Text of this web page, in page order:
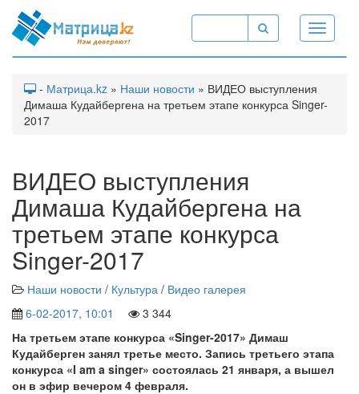
Toggle
- Матрица.kz » Наши новости » ВИДЕО выступления
Димаша Кудайбергена на третьем этапе конкурса Singer-
2017
ВИДЕО выступления
Димаша Кудайбергена на
третьем этапе конкурса
Singer-2017
Наши новости / Культура / Видео галерея
6-02-2017, 10:01
3 344
На третьем этапе конкурса «Singer-2017» Димаш
Кудайберген занял третье место. Запись третьего этапа
конкурса «I am a singer» состоялась 21 января, а вышел
он в эфир вечером 4 февраля.